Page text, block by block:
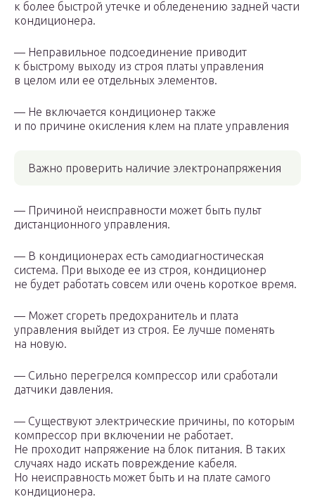
к более быстрой утечке и обледенению задней части
кондиционера.
— Неправильное подсоединение приводит
к быстрому выходу из строя платы управления
в целом или ее отдельных элементов.
— Не включается кондиционер также
и по причине окисления клем на плате управления
Важно проверить наличие электронапряжения
— Причиной неисправности может быть пульт
дистанционного управления.
— В кондиционерах есть самодиагностическая
система. При выходе ее из строя, кондиционер
не будет работать совсем или очень короткое время.
— Может сгореть предохранитель и плата
управления выйдет из строя. Ее лучше поменять
на новую.
— Сильно перегрелся компрессор или сработали
датчики давления.
— Существуют электрические причины, по которым
компрессор при включении не работает.
Не проходит напряжение на блок питания. В таких
случаях надо искать повреждение кабеля.
Но неисправность может быть и на плате самого
кондиционера.